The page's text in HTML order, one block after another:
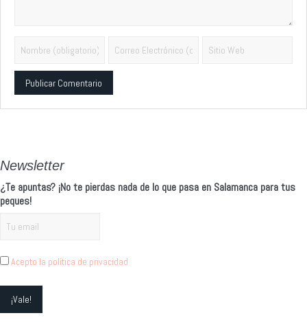
Newsletter
¿Te apuntas? ¡No te pierdas nada de lo que pasa en Salamanca para tus
peques!
Acepto la política de privacidad